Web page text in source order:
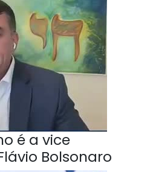
é a vice
Bolsonaro